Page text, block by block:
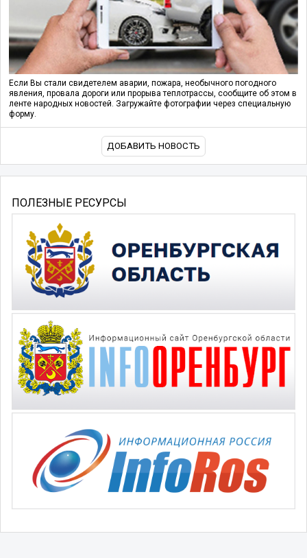
Если Вы стали свидетелем аварии, пожара, необычного погодного
явления, провала дороги или прорыва теплотрассы, сообщите об этом в
ленте народных новостей. Загружайте фотографии через специальную
форму.
ДОБАВИТЬ НОВОСТЬ
ПОЛЕЗНЫЕ РЕСУРСЫ